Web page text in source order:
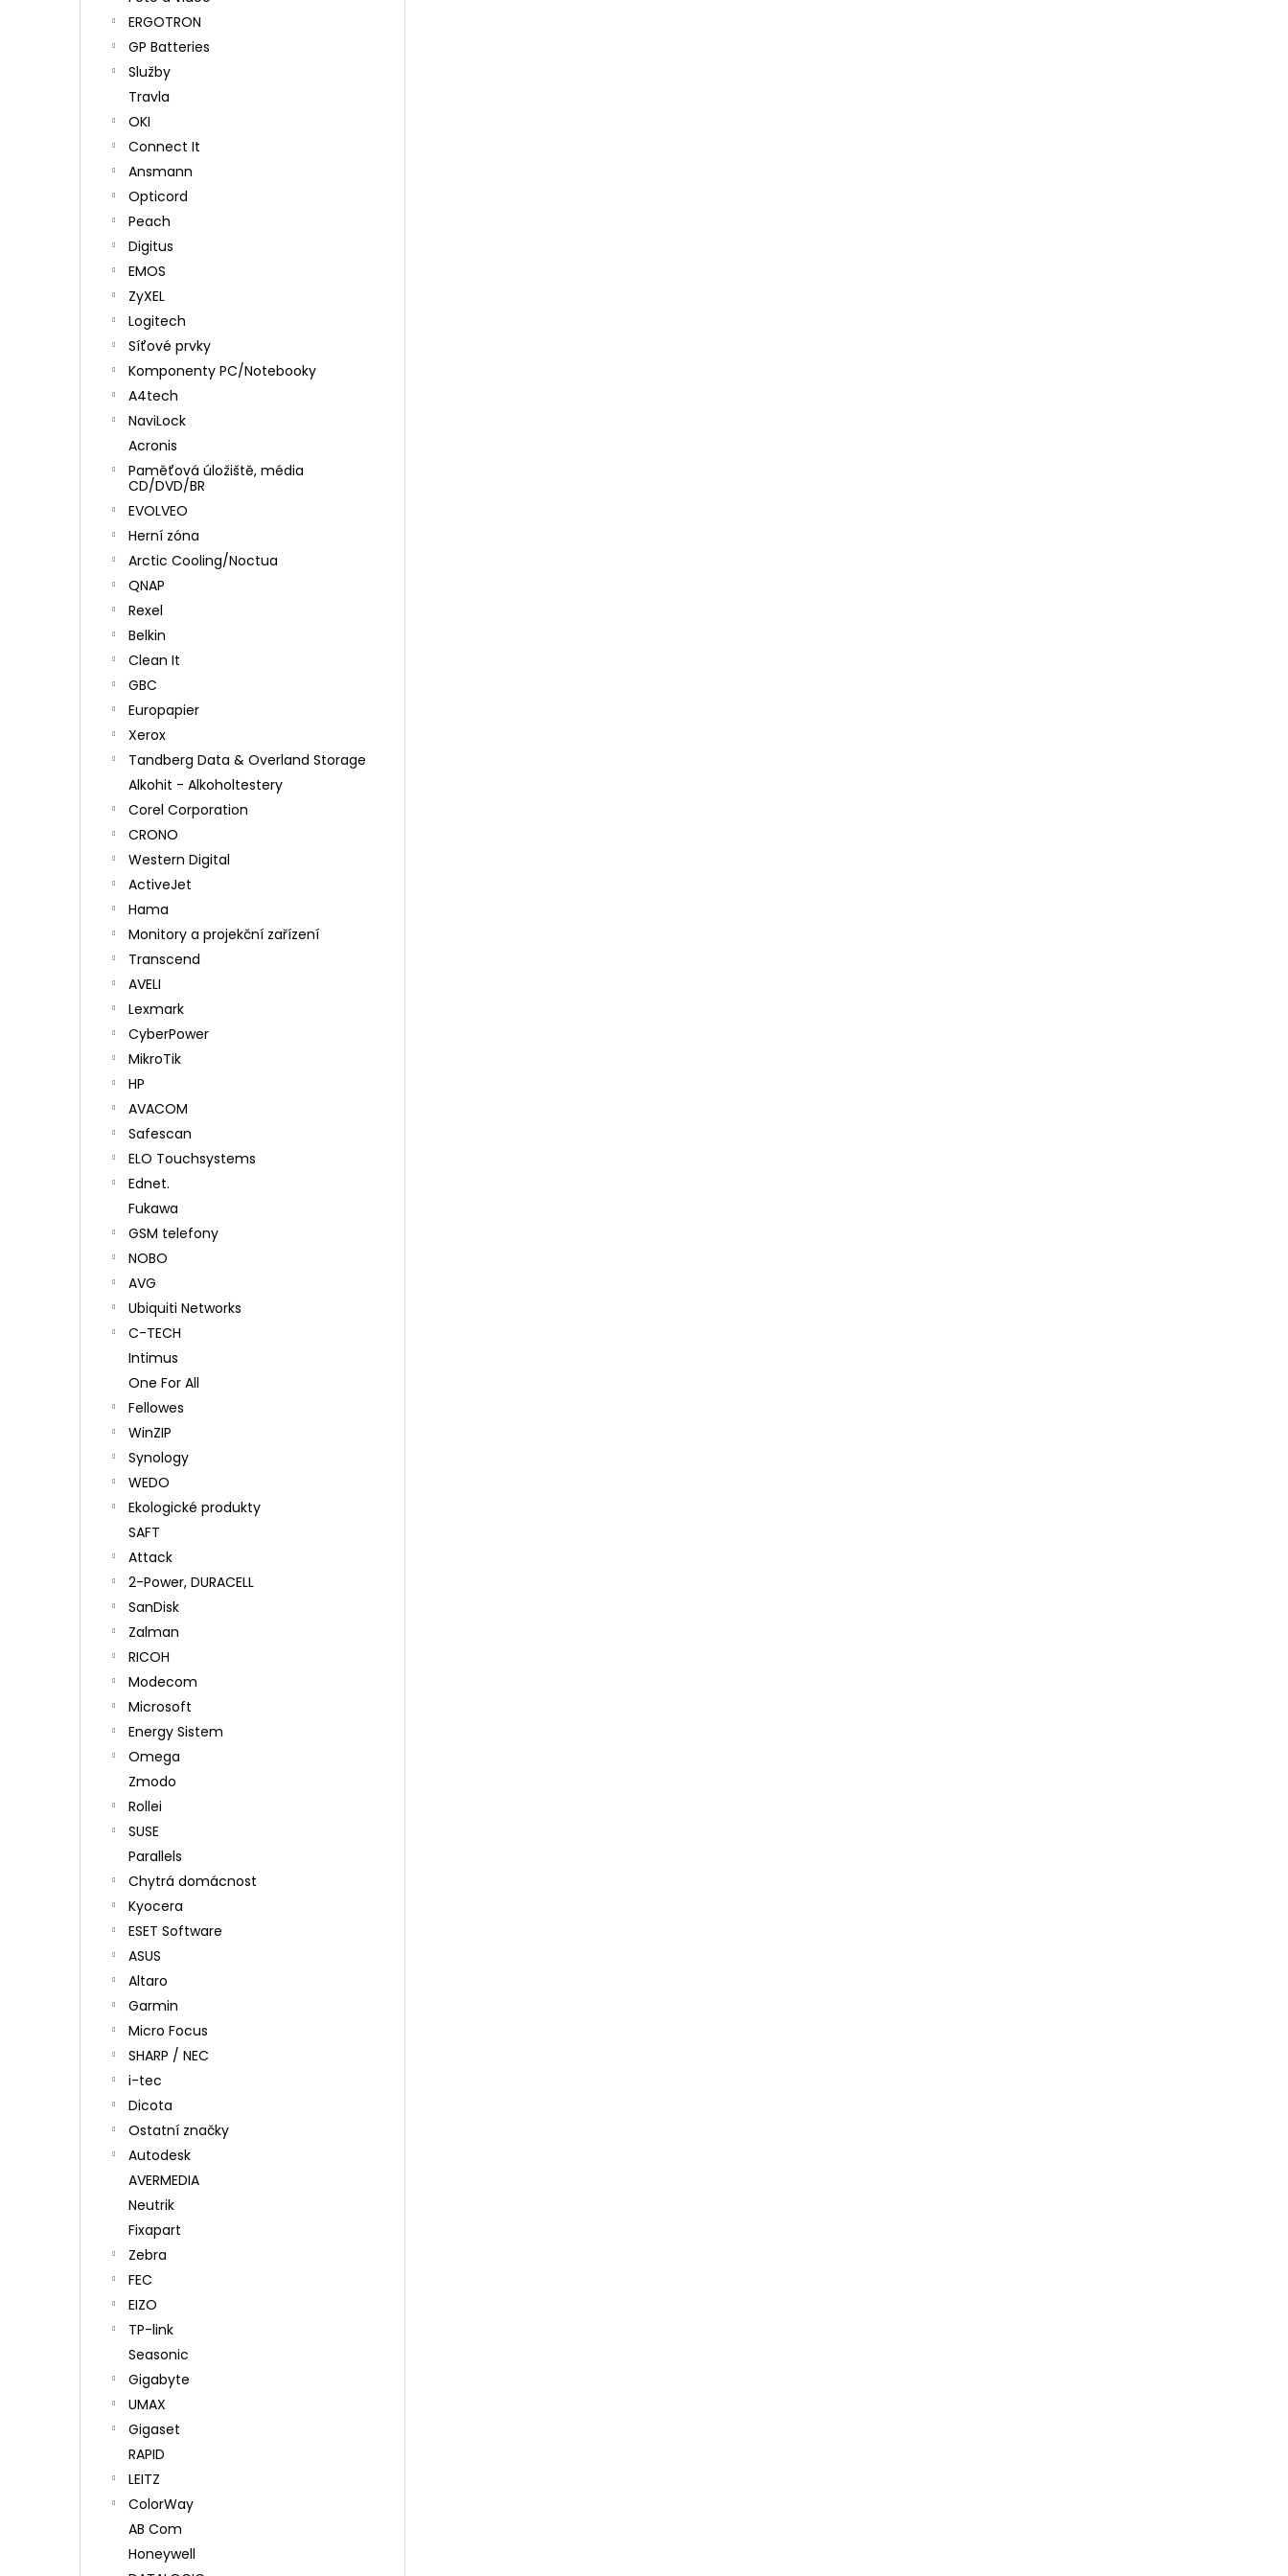
ERGOTRON
GP Batteries
Služby
Travla
OKI
Connect It
Ansmann
Opticord
Peach
Digitus
EMOS
ZyXEL
Logitech
Síťové prvky
Komponenty PC/Notebooky
A4tech
NaviLock
Acronis
Paměťová úložiště, média
CD/DVD/BR
EVOLVEO
Herní zóna
Arctic Cooling/Noctua
QNAP
Rexel
Belkin
Clean It
GBC
Europapier
Xerox
Tandberg Data & Overland Storage
Alkohit - Alkoholtestery
Corel Corporation
CRONO
Western Digital
ActiveJet
Hama
Monitory a projekční zařízení
Transcend
AVELI
Lexmark
CyberPower
MikroTik
HP
AVACOM
Safescan
ELO Touchsystems
Ednet.
Fukawa
GSM telefony
NOBO
AVG
Ubiquiti Networks
C-TECH
Intimus
One For All
Fellowes
WinZIP
Synology
WEDO
Ekologické produkty
SAFT
Attack
2-Power, DURACELL
SanDisk
Zalman
RICOH
Modecom
Microsoft
Energy Sistem
Omega
Zmodo
Rollei
SUSE
Parallels
Chytrá domácnost
Kyocera
ESET Software
ASUS
Altaro
Garmin
Micro Focus
SHARP / NEC
i-tec
Dicota
Ostatní značky
Autodesk
AVERMEDIA
Neutrik
Fixapart
Zebra
FEC
EIZO
TP-link
Seasonic
Gigabyte
UMAX
Gigaset
RAPID
LEITZ
ColorWay
AB Com
Honeywell